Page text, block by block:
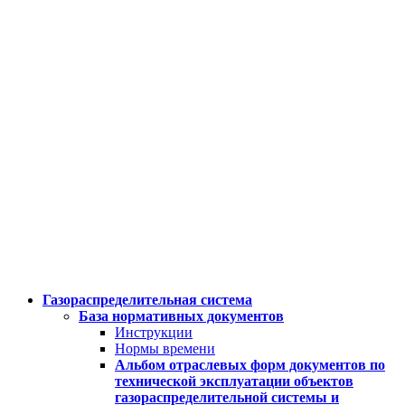
Газораспределительная система
База нормативных документов
Инструкции
Нормы времени
Альбом отраслевых форм документов по
технической эксплуатации объектов
газораспределительной системы и